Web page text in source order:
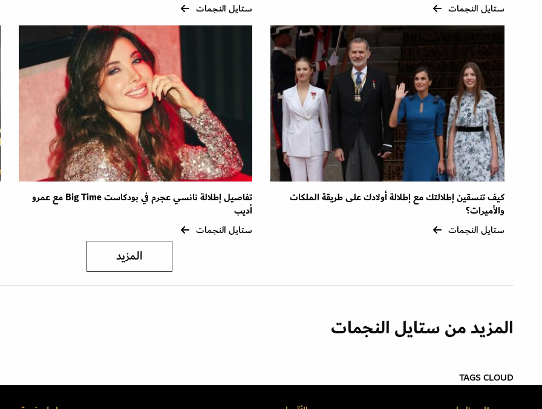
ستايل النجمات ستايل النجمات
كيف تنسقين إطلالتك مع إطلالة أولادك على طريقة الملكات
والأميرات؟
ستايل النجمات
تفاصيل إطلالة نانسي عجرم في بودكاست Big Time مع عمرو
أديب
ستايل النجمات
المزيد
المزيد من ستايل النجمات
TAGS CLOUD